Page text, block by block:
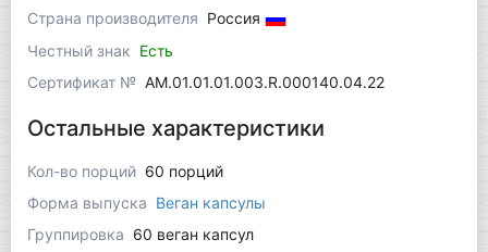
Страна производителя Россия
Честный знак Есть
Сертификат № AM.01.01.01.003.R.000140.04.22
Остальные характеристики
Кол-во порций 60 порций
Форма выпуска Веган капсулы
Группировка 60 веган капсул